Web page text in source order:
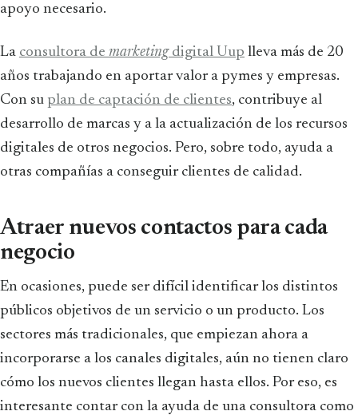
apoyo necesario.
La consultora de marketingdigital Uup lleva más de 20
años trabajando en aportar valor a pymes y empresas.
Con su plan de captación de clientes, contribuye al
desarrollo de marcas y a la actualización de los recursos
digitales de otros negocios. Pero, sobre todo, ayuda a
otras compañías a conseguir clientes de calidad.
Atraer nuevos contactos para cada
negocio
En ocasiones, puede ser difícil identificar los distintos
públicos objetivos de un servicio o un producto. Los
sectores más tradicionales, que empiezan ahora a
incorporarse a los canales digitales, aún no tienen claro
cómo los nuevos clientes llegan hasta ellos. Por eso, es
interesante contar con la ayuda de una consultora como